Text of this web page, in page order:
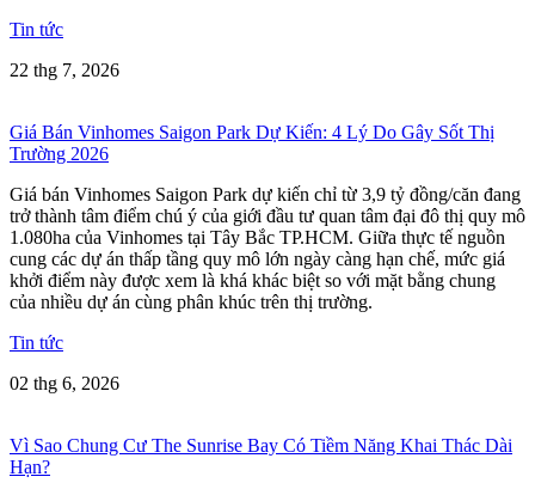
Tin tức
22 thg 7, 2026
Giá Bán Vinhomes Saigon Park Dự Kiến: 4 Lý Do Gây Sốt Thị
Trường 2026
Giá bán Vinhomes Saigon Park dự kiến chỉ từ 3,9 tỷ đồng/căn đang
trở thành tâm điểm chú ý của giới đầu tư quan tâm đại đô thị quy mô
1.080ha của Vinhomes tại Tây Bắc TP.HCM. Giữa thực tế nguồn
cung các dự án thấp tầng quy mô lớn ngày càng hạn chế, mức giá
khởi điểm này được xem là khá khác biệt so với mặt bằng chung
của nhiều dự án cùng phân khúc trên thị trường.
Tin tức
02 thg 6, 2026
Vì Sao Chung Cư The Sunrise Bay Có Tiềm Năng Khai Thác Dài
Hạn?